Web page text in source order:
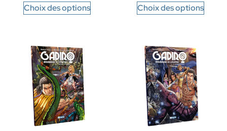
Choix des options Choix des options